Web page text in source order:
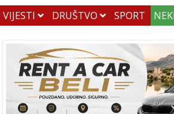
VIJESTI DRUŠTVO SPORT